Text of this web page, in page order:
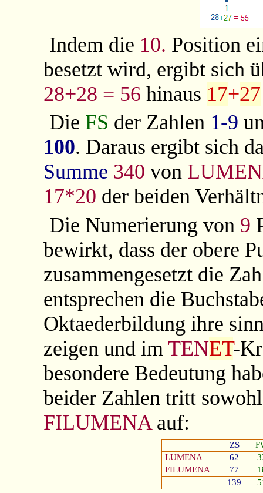
Indem die 10. Position
besetzt wird, ergibt sich
28+28 = 56 hinaus 17+27
Die FS der Zahlen 1-9
100. Daraus ergibt sich
Summe 340 von
17*20 der beiden
Die Numerierung von 9
bewirkt, dass der obere
zusammengesetzt die
entsprechen die
Oktaederbildung ihre
zeigen und imTENET-
besondere Bedeutung
beider Zahlen tritt
FILUMENAauf:
ZS
LUMENA
62
FILUMENA
77
139